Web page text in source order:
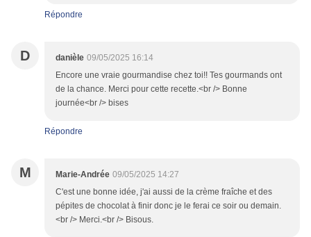
Répondre
D danièle 09/05/2025 16:14
Encore une vraie gourmandise chez toi!! Tes gourmands ont
de la chance. Merci pour cette recette.<br /> Bonne
journée<br /> bises
Répondre
M Marie-Andrée 09/05/2025 14:27
C'est une bonne idée, j'ai aussi de la crème fraîche et des
pépites de chocolat à finir donc je le ferai ce soir ou demain.
<br /> Merci.<br /> Bisous.